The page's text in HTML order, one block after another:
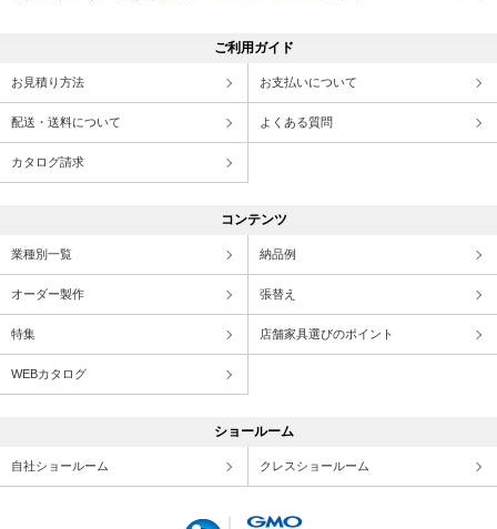
ご利用ガイド
お見積り方法 お支払いについて
配送・送料について よくある質問
カタログ請求
コンテンツ
業種別一覧 納品例
オーダー製作 張替え
特集 店舗家具選びのポイント
WEBカタログ
ショールーム
自社ショールーム クレスショールーム